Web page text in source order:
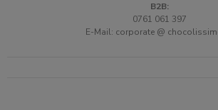
B2B:
0761 061 397
E-Mail: corporate @